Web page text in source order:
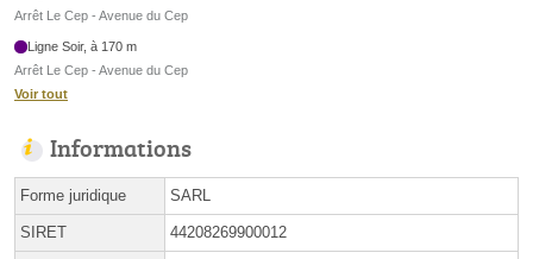
Arrêt Le Cep - Avenue du Cep
Ligne Soir, à 170 m
Arrêt Le Cep - Avenue du Cep
Voir tout
Informations
Forme juridique SARL
SIRET 44208269900012